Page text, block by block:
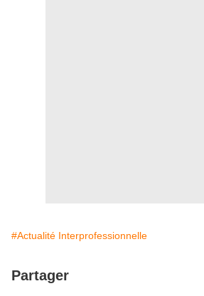
#Actualité Interprofessionnelle
Partager